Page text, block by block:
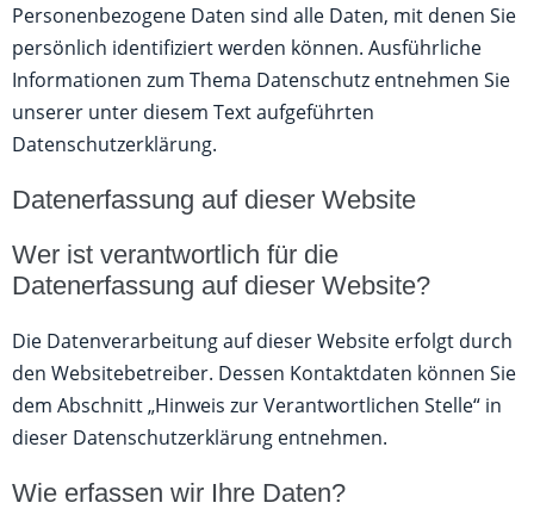
Personenbezogene Daten sind alle Daten, mit denen Sie
persönlich identifiziert werden können. Ausführliche
Informationen zum Thema Datenschutz entnehmen Sie
unserer unter diesem Text aufgeführten
Datenschutzerklärung.
Datenerfassung auf dieser Website
Wer ist verantwortlich für die
Datenerfassung auf dieser Website?
Die Datenverarbeitung auf dieser Website erfolgt durch
den Websitebetreiber. Dessen Kontaktdaten können Sie
dem Abschnitt „Hinweis zur Verantwortlichen Stelle“ in
dieser Datenschutzerklärung entnehmen.
Wie erfassen wir Ihre Daten?